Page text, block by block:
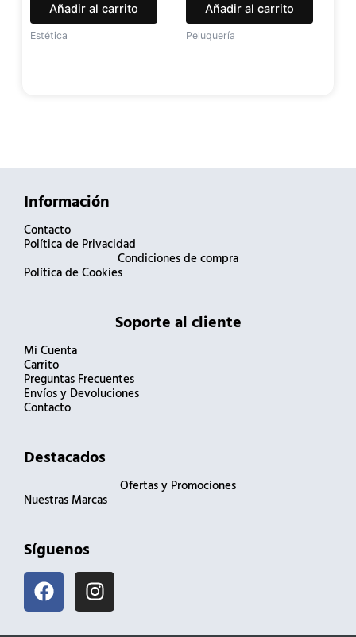
Añadir al carrito
Estética
Añadir al carrito
Peluquería
Información
Contacto
Política de Privacidad
Condiciones de compra
Política de Cookies
Soporte al cliente
Mi Cuenta
Carrito
Preguntas Frecuentes
Envíos y Devoluciones
Contacto
Destacados
Ofertas y Promociones
Nuestras Marcas
Síguenos
F
a
I
n